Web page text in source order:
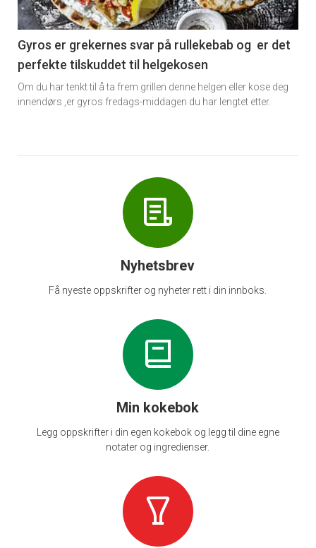
-
6
Gyros er grekernes svar på rullekebab og er det
perfekte tilskuddet til helgekosen
Om du har tenkt til å ta frem grillen denne helgen eller kose deg
innendørs ,er gyros fredags-middagen du har lengtet etter.
Nyhetsbrev
Få nyeste oppskrifter og nyheter rett i din innboks.
Min kokebok
Legg oppskrifter i din egen kokebok og legg til dine egne
notater og ingredienser.